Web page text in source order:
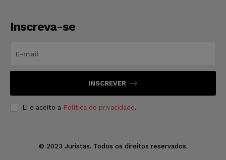
Inscreva-se
INSCREVER
Li e aceito a Política de privacidade.
© 2023 Juristas. Todos os direitos reservados.